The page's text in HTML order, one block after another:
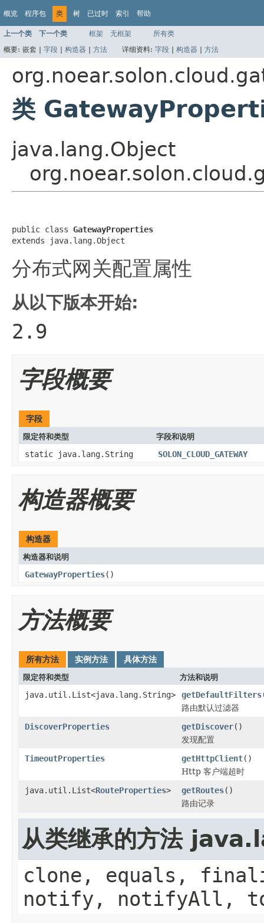
概览 程序包 类 树 已过时 索引 帮助
上一个类 下一个类 框架 无框架
所有类
概要: 嵌套 | 字段 | 构造器 | 方法 详细资料: 字段 | 构造器 | 方法
类
java.lang.Object
public class GatewayProperties
extends java.lang.Object
分布式网关配置属性
从以下版本开始:
2.9
字段概要
字段
限定符和类型 字段和说明
static java.lang.String SOLON_CLOUD_GATEWAY
构造器概要
构造器
构造器和说明
GatewayProperties()
方法概要
所有方法 实例方法 具体方法
限定符和类型 方法和说明
java.util.List<java.lang.String> getDefaultFilters
路由默认过滤器
DiscoverProperties
getDiscover()
发现配置
TimeoutProperties
getHttpClient()
Http 客户端超时
java.util.List<RouteProperties> getRoutes()
路由记录
从类继承的方法
clone, equals,
notify, notifyAll,